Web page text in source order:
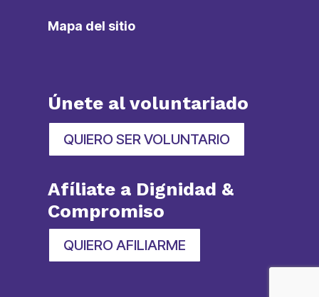
Mapa del sitio
Únete al voluntariado
QUIERO SER VOLUNTARIO
Afíliate a Dignidad &
Compromiso
QUIERO AFILIARME